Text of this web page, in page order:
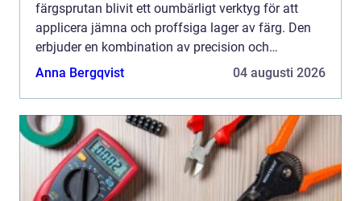
färgsprutan blivit ett oumbärligt verktyg för att
applicera jämna och proffsiga lager av färg. Den
erbjuder en kombination av precision och
effektivitet som få andra metoder ka...
Anna Bergqvist 04 augusti 2026